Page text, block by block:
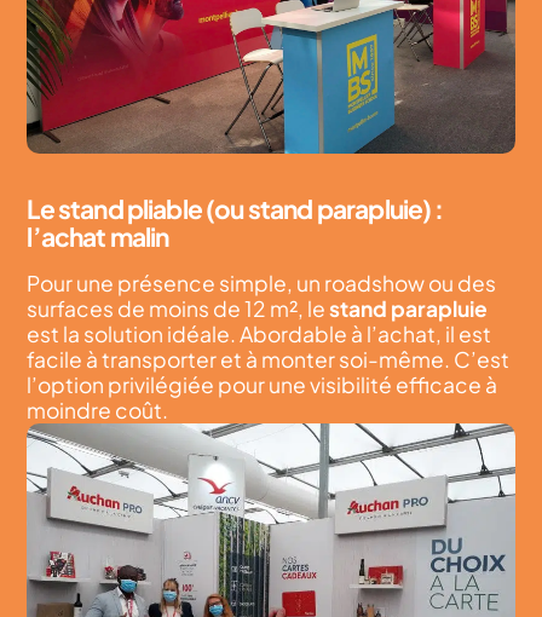
Le stand pliable (ou stand parapluie) :
l’achat malin
Pour une présence simple, un roadshow ou des
surfaces de moins de 12 m², lestand parapluie
est la solution idéale. Abordable à l’achat, il est
facile à transporter et à monter soi-même. C’est
l’option privilégiée pour une visibilité efficace à
moindre coût.